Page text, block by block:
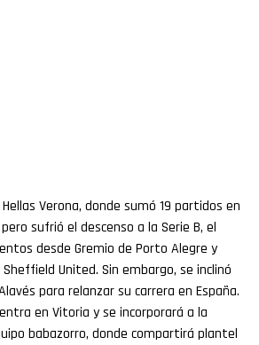
Verona, donde sumó 19 partidos en
sufrió el descenso a la Serie B, el
desde Gremio de Porto Alegre y
United. Sin embargo, se inclinó
para relanzar su carrera en España.
en Vitoria y se incorporará a la
babazorro, donde compartirá plantel